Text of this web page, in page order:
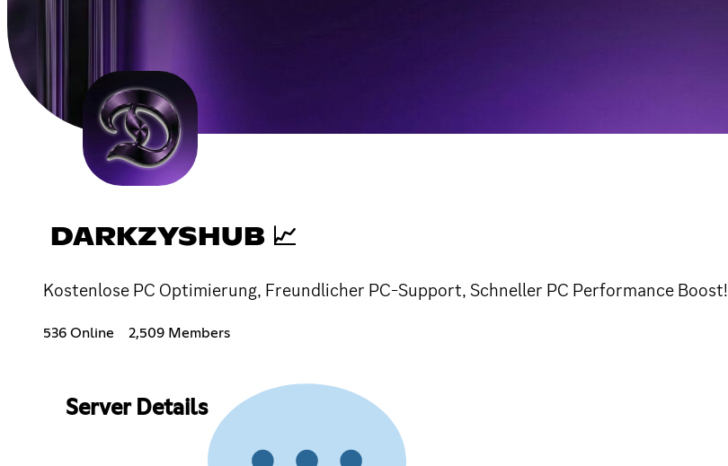
DARKZYSHUB 📈
Kostenlose PC Optimierung, Freundlicher PC-Support, Schneller PC Performance Boost!
536 Online 2,509 Members
Server Details